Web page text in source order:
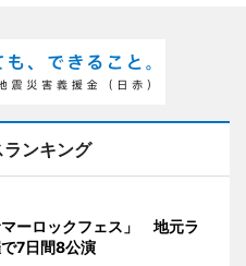
ンキング
ーロックフェス」 地元ラ
7日間8公演